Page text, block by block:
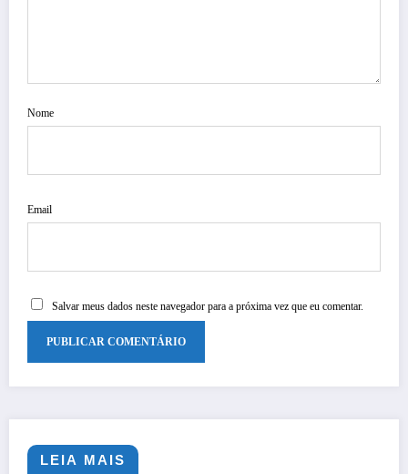
Nome
Email
Salvar meus dados neste navegador para a próxima vez que eu comentar.
LEIA MAIS